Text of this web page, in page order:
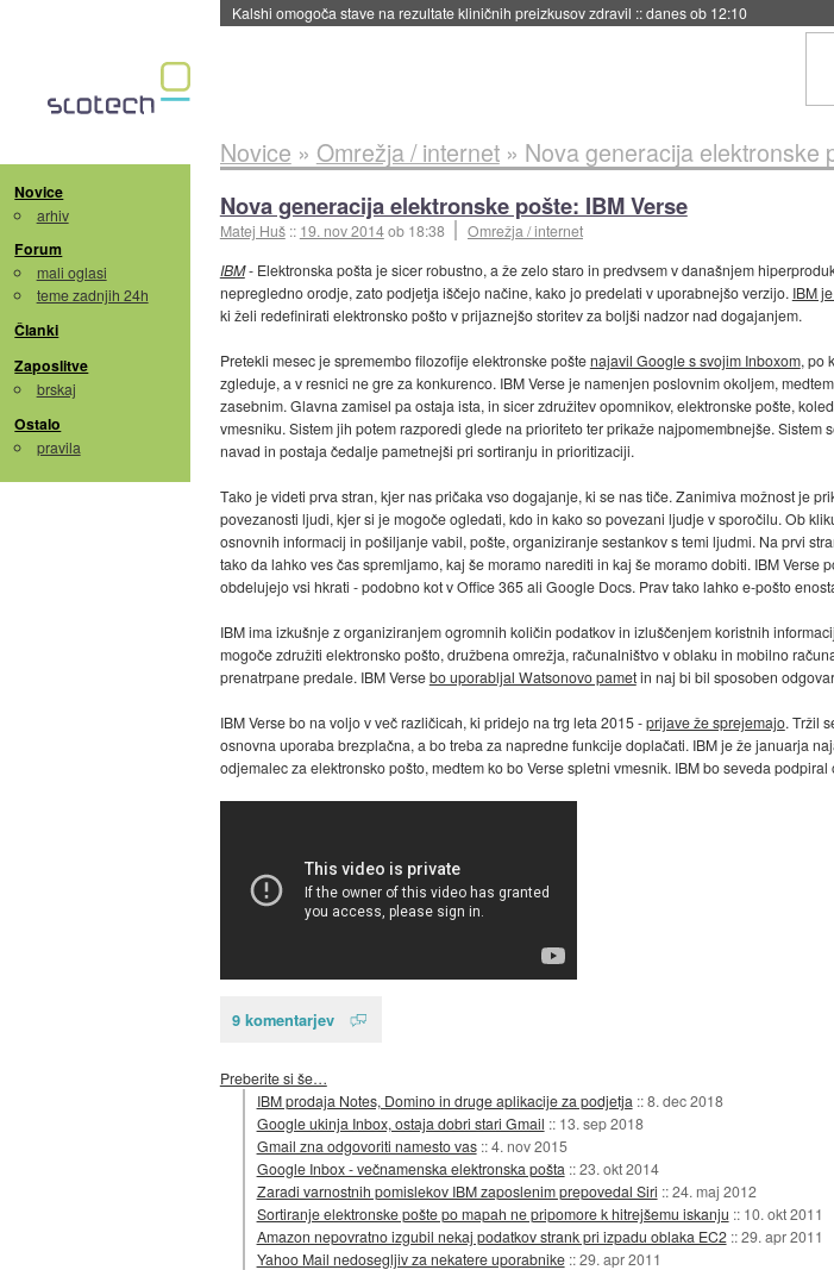
Kalshi omogoča stave na rezultate kliničnih preizkusov zdravil ::danes ob 12:10
Novice
arhiv
Forum
mali oglasi
teme zadnjih 24h
Članki
Zaposlitve
brskaj
Ostalo
pravila
Novice » Omrežja / internet» Nova generacija elektronske
Nova generacija elektronske pošte: IBM Verse
Matej Huš :: 19. nov 2014ob 18:38
Omrežja / internet
IBM- Elektronska pošta je sicer robustno, a že zelo staro in predvsem v današnjem
nepregledno orodje, zato podjetja iščejo načine, kako jo predelati v uporabnejšo verzijo. IBM
ki želi redefinirati elektronsko pošto v prijaznejšo storitev za boljši nadzor nad dogajanjem.
Pretekli mesec je spremembo filozofije elektronske poštenajavil Google s svojim Inboxom, po
zgleduje, a v resnici ne gre za konkurenco. IBM Verse je namenjen poslovnim okoljem,
zasebnim. Glavna zamisel pa ostaja ista, in sicer združitev opomnikov, elektronske pošte,
vmesniku. Sistem jih potem razporedi glede na prioriteto ter prikaže najpomembnejše. Sistem
navad in postaja čedalje pametnejši pri sortiranju in prioritizaciji.
Tako je videti prva stran, kjer nas pričaka vso dogajanje, ki se nas tiče. Zanimiva možnost je
povezanosti ljudi, kjer si je mogoče ogledati, kdo in kako so povezani ljudje v sporočilu. Ob
osnovnih informacij in pošiljanje vabil, pošte, organiziranje sestankov s temi ljudmi. Na prvi
tako da lahko ves čas spremljamo, kaj še moramo narediti in kaj še moramo dobiti. IBM
obdelujejo vsi hkrati - podobno kot v Office 365 ali Google Docs. Prav tako lahko e-pošto
IBM ima izkušnje z organiziranjem ogromnih količin podatkov in izluščenjem koristnih
mogoče združiti elektronsko pošto, družbena omrežja, računalništvo v oblaku in mobilno
prenatrpane predale. IBM Versebo uporabljal Watsonovo pametin naj bi bil sposoben
IBM Verse bo na voljo v več različicah, ki pridejo na trg leta 2015 -prijave že sprejemajo. Tržil
osnovna uporaba brezplačna, a bo treba za napredne funkcije doplačati. IBM je že januarja
odjemalec za elektronsko pošto, medtem ko bo Verse spletni vmesnik. IBM bo seveda
9 komentarjev
Preberite si še…
IBM prodaja Notes, Domino in druge aplikacije za podjetja ::8. dec 2018
Google ukinja Inbox, ostaja dobri stari Gmail :: 13. sep 2018
Gmail zna odgovoriti namesto vas ::4. nov 2015
Google Inbox - večnamenska elektronska pošta ::23. okt 2014
Zaradi varnostnih pomislekov IBM zaposlenim prepovedal Siri ::24. maj 2012
Sortiranje elektronske pošte po mapah ne pripomore k hitrejšemu iskanju :: 10. okt 2011
Amazon nepovratno izgubil nekaj podatkov strank pri izpadu oblaka EC2 ::29. apr 2011
Yahoo Mail nedosegljiv za nekatere uporabnike ::29. apr 2011